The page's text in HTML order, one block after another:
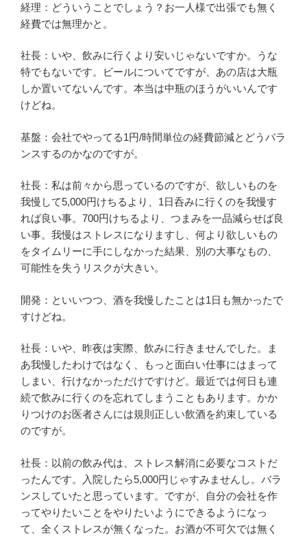
経理：どういうことでしょう？お一人様で出張でも無く
経費では無理かと。
社長：いや、飲みに行くより安いじゃないですか。うな
特でもないです。ビールについてですが、あの店は大瓶
しか置いてないんです。本当は中瓶のほうがいいんです
けどね。
基盤：会社でやってる1円/時間単位の経費節減とどうバラ
ンスするのかなのですが。
社長：私は前々から思っているのですが、欲しいものを
我慢して5,000円けちるより、1日呑みに行くのを我慢す
れば良い事。700円けちるより、つまみを一品減らせば良
い事。我慢はストレスになりますし、何より欲しいもの
をタイムリーに手にしなかった結果、別の大事なもの、
可能性を失うリスクが大きい。
開発：といいつつ、酒を我慢したことは1日も無かったで
すけどね。
社長：いや、昨夜は実際、飲みに行きませんでした。ま
あ我慢したわけではなく、もっと面白い仕事にはまって
しまい、行けなかっただけですけど。最近では何日も連
続で飲みに行くのを忘れてしまうこともあります。かか
りつけのお医者さんには規則正しい飲酒を約束している
のですが。
社長：以前の飲み代は、ストレス解消に必要なコストだ
ったんです。入院したら5,000円じゃすみませんし。バラ
ンスしていたと思っています。ですが、自分の会社を作
ってやりたいことをやりたいようにできるようになっ
て、全くストレスが無くなった。お酒が不可欠では無く